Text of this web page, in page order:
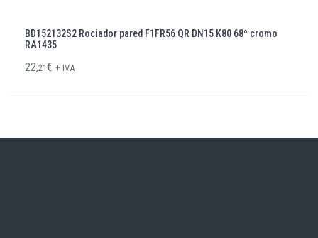
BD152132S2 Rociador pared F1FR56 QR DN15 K80 68º cromo
RA1435
22,21€ + IVA